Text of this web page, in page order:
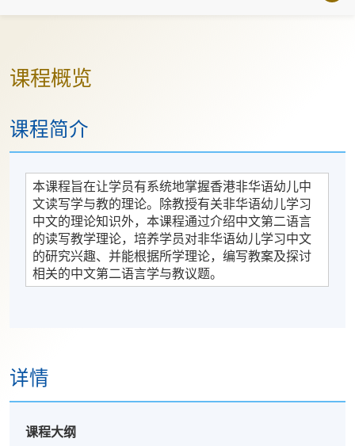
课程概览
课程简介
本课程旨在让学员有系统地掌握香港非华语幼儿中
文读写学与教的理论。除教授有关非华语幼儿学习
中文的理论知识外，本课程通过介绍中文第二语言
的读写教学理论，培养学员对非华语幼儿学习中文
的研究兴趣、并能根据所学理论，编写教案及探讨
相关的中文第二语言学与教议题。
详情
课程大纲